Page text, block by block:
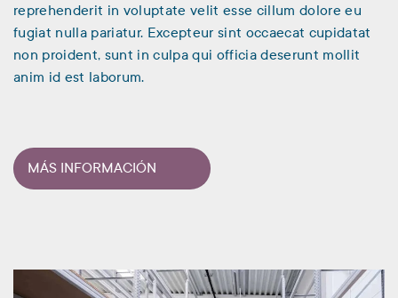
reprehenderit in voluptate velit esse cillum dolore eu
fugiat nulla pariatur. Excepteur sint occaecat cupidatat
non proident, sunt in culpa qui officia deserunt mollit
anim id est laborum.
MÁS INFORMACIÓN